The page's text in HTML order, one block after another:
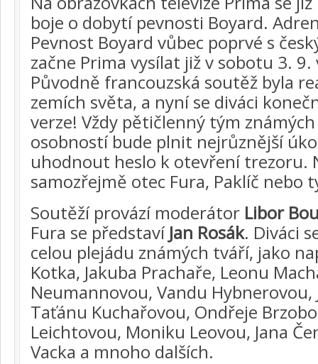
boje o dobytí pevnosti Boyard.
Pevnost Boyard vůbec poprvé s
začne Prima vysílat již v sobotu 3. 9.
Původně francouzská soutěž byla
zemích světa, a nyní se diváci
verze! Vždy pětičlenný tým
osobností bude plnit nejrůznější
uhodnout heslo k otevření trezoru.
samozřejmě otec Fura, Paklíč nebo
Soutěží provází moderátor Libor
Fura se představí Jan Rosák. Diváci
celou plejádu známých tváří, jako
Kotka, Jakuba Prachaře, Leonu
Neumannovou, Vandu Hybnerovou,
Taťánu Kuchařovou, Ondřeje
Leichtovou, Moniku Leovou, Jana
Vacka a mnoho dalších.